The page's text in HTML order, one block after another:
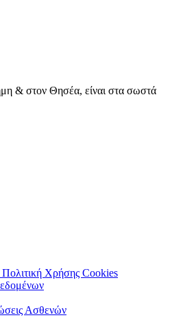
& στον Θησέα, είναι στα σωστά
Χρήσης Cookies
Ασθενών